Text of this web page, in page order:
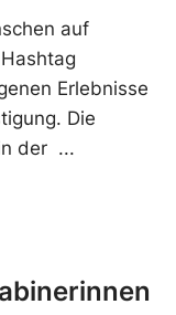
auf
Erlebnisse
Die
der